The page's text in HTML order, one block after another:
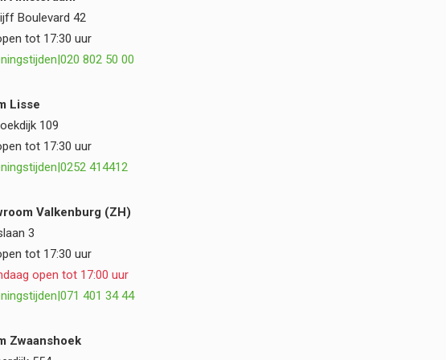
plezier terug op de samenwerking en kunnen
Boulevard 42
tot 17:30 uur
|020 802 50 00
Lisse
109
tot 17:30 uur
|0252 414412
Valkenburg (ZH)
3
tot 17:30 uur
open tot 17:00 uur
|071 401 34 44
Zwaanshoek